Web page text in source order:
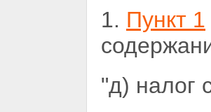
1. Пункт 1
"д) налог